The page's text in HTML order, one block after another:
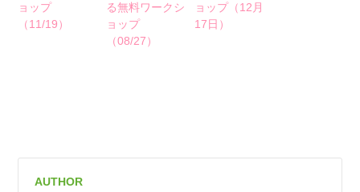
ョップ
（11/19）
る無料ワークシ
ョップ
（08/27）
ョップ（12月
17日）
AUTHOR